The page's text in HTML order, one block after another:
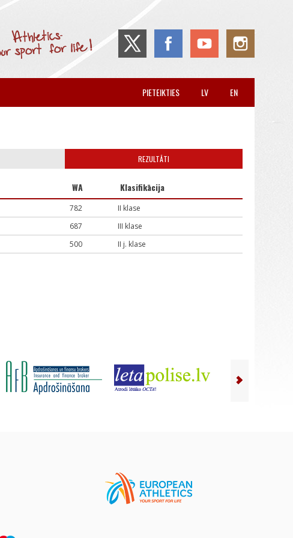
EN
LV
PIETEIKTIES
REZULTĀTI
WA Klasifikācija
782
II klase
687
III klase
500 II j. klase